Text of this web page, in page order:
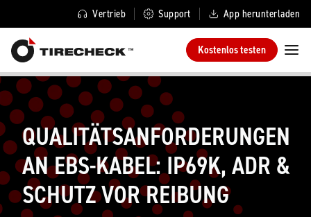
Vertrieb Support App herunterladen
Kostenlos testen
QUALITÄTSANFORDERUNGEN
AN EBS-KABEL: IP69K, ADR &
SCHUTZ VOR REIBUNG